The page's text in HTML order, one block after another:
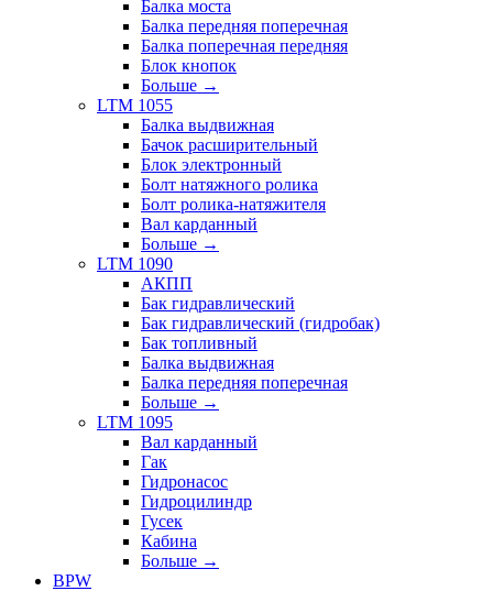
Балка моста
Балка передняя поперечная
Балка поперечная передняя
Блок кнопок
Больше →
LTM 1055
Балка выдвижная
Бачок расширительный
Блок электронный
Болт натяжного ролика
Болт ролика-натяжителя
Вал карданный
Больше →
LTM 1090
АКПП
Бак гидравлический
Бак гидравлический (гидробак)
Бак топливный
Балка выдвижная
Балка передняя поперечная
Больше →
LTM 1095
Вал карданный
Гак
Гидронасос
Гидроцилиндр
Гусек
Кабина
Больше →
BPW